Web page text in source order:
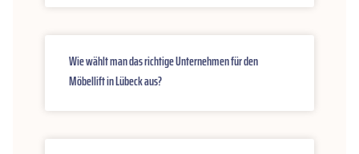
Wie wählt man das richtige Unternehmen für den
Möbellift in Lübeck aus?